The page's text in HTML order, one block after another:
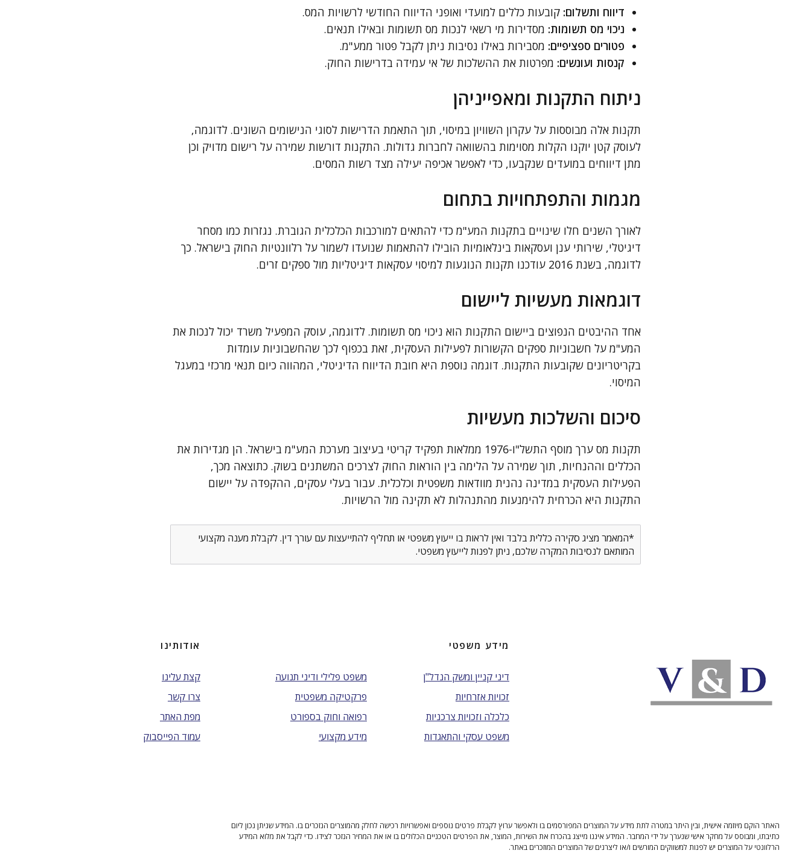
דיווח ותשלום: קובעות כללים למועדי ואופני הדיווח החודשי לרשויות המס.
ניכוי מס תשומות: מסדירות מי רשאי לנכות מס תשומות ובאילו תנאים.
פטורים ספציפיים: מסבירות באילו נסיבות ניתן לקבל פטור ממע"מ.
קנסות ועונשים: מפרטות את ההשלכות של אי עמידה בדרישות החוק.
ניתוח התקנות ומאפייניהן
תקנות אלה מבוססות על עקרון השוויון במיסוי, תוך התאמת הדרישות לסוגי הנישומים השונים. לדוגמה,
לעוסק קטן יוקנו הקלות מסוימות בהשוואה לחברות גדולות. התקנות דורשות שמירה על רישום מדויק וכן
מתן דיווחים במועדים שנקבעו, כדי לאפשר אכיפה יעילה מצד רשות המסים.
מגמות והתפתחויות בתחום
לאורך השנים חלו שינויים בתקנות המע"מ כדי להתאים למורכבות הכלכלית הגוברת. נגזרות כמו מסחר
דיגיטלי, שירותי ענן ועסקאות בינלאומיות הובילו להתאמות שנועדו לשמור על רלוונטיות החוק בישראל. כך
לדוגמה, בשנת 2016 עודכנו תקנות הנוגעות למיסוי עסקאות דיגיטליות מול ספקים זרים.
דוגמאות מעשיות ליישום
אחד ההיבטים הנפוצים ביישום התקנות הוא ניכוי מס תשומות. לדוגמה, עוסק המפעיל משרד יכול לנכות את
המע"מ על חשבוניות ספקים הקשורות לפעילות העסקית, זאת בכפוף לכך שהחשבוניות עומדות
בקריטריונים שקובעות התקנות. דוגמה נוספת היא חובת הדיווח הדיגיטלי, המהווה כיום תנאי מרכזי במעגל
המיסוי.
סיכום והשלכות מעשיות
תקנות מס ערך מוסף התשל"ו-1976 ממלאות תפקיד קריטי בעיצוב מערכת המע"מ בישראל. הן מגדירות את
הכללים וההנחיות, תוך שמירה על הלימה בין הוראות החוק לצרכים המשתנים בשוק. כתוצאה מכך,
הפעילות העסקית במדינה נהנית מוודאות משפטית וכלכלית. עבור בעלי עסקים, ההקפדה על יישום
התקנות היא הכרחית להימנעות מהתנהלות לא תקינה מול הרשויות.
*המאמר מציג סקירה כללית בלבד ואין לראות בו ייעוץ משפטי או תחליף להתייעצות עם עורך דין. לקבלת מענה מקצועי
המותאם לנסיבות המקרה שלכם, ניתן לפנות לייעוץ משפטי.
מידע משפטי
דיני קניין ומשק הנדל"ן
זכויות אזרחיות
כלכלה וזכויות צרכניות
משפט עסקי והתאגדות
משפט פלילי ודיני תנועה
פרקטיקה משפטית
רפואה וחוק בספורט
מידע מקצועי
אודותינו
קצת עלינו
צרו קשר
מפת האתר
עמוד הפייסבוק
האתר הוקם מיוזמה אישית, ובין היתר במטרה לתת מידע על המוצרים המפורסמים בו ולאפשר ערוץ לקבלת פרטים נוספים ואפשרויות רכישה לחלק מהמוצרים הנזכרים בו. המידע שניתן נכון ליום
כתיבתו, ומבוסס על מחקר אישי שנערך על ידי המחבר. המידע איננו מייצג בהכרח את השירות, המוצר, את הפרטים הטכניים הכלולים בו או את המחיר הנזכר לצידו. כדי לקבל את מלוא המידע
הרלוונטי על המוצרים יש לפנות למשווקים המורשים ו/או ליצרנים של המוצרים המוזכרים באתר.